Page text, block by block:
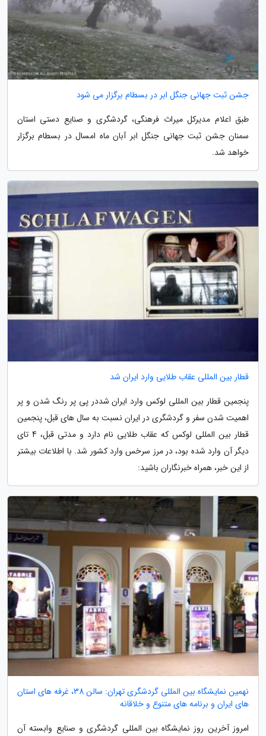
جشن ثبت جهانی جنگل ابر در بسطام برگزار می شود
طبق اعلام مدیرکل میراث فرهنگی، گردشگری و صنایع دستی استان
سمنان جشن ثبت جهانی جنگل ابر آبان ماه امسال در بسطام برگزار
خواهد شد.
قطار بین المللی عقاب طلایی وارد ایران شد
پنجمین قطار بین المللی لوکس وارد ایران شددر پی پر رنگ شدن و پر
اهمیت شدن سفر و گردشگری در ایران نسبت به سال های قبل، پنجمین
قطار بین المللی لوکس که عقاب طلایی نام دارد و مدتی قبل، 4 تای
دیگر آن وارد شده بود، در مرز سرخس وارد کشور شد. با اطلاعات بیشتر
از این خبر، همراه خبرنگاران باشید:
نهمین نمایشگاه بین المللی گردشگری تهران: سالن 38، غرفه های استان
های ایران و برنامه های متنوع و خلاقانه
امروز آخرین روز نمایشگاه بین المللی گردشگری و صنایع وابسته آن